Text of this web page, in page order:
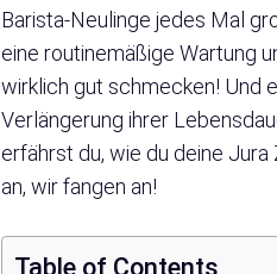
Barista-Neulinge jedes Mal
eine routinemäßige Wartung
wirklich gut schmecken! Und
Verlängerung ihrer
erfährst du, wie du deine
an, wir fangen an!
Table of Contents